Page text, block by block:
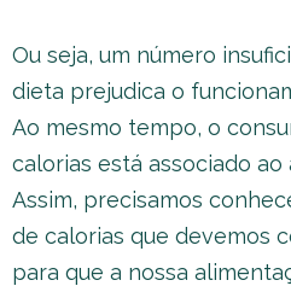
Ou seja, um número
dieta prejudica o
Ao mesmo tempo, o
calorias está associado
Assim, precisamos
de calorias que devemos
para que a nossa